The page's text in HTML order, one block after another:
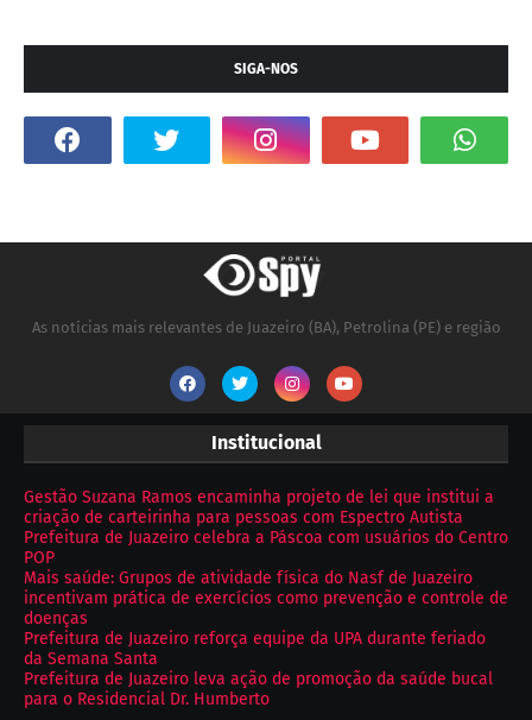
SIGA-NOS
As notícias mais relevantes de Juazeiro (BA), Petrolina (PE) e região
Institucional
Gestão Suzana Ramos encaminha projeto de lei que institui a
criação de carteirinha para pessoas com Espectro Autista
Prefeitura de Juazeiro celebra a Páscoa com usuários do Centro
POP
Mais saúde: Grupos de atividade física do Nasf de Juazeiro
incentivam prática de exercícios como prevenção e controle de
doenças
Prefeitura de Juazeiro reforça equipe da UPA durante feriado
da Semana Santa
Prefeitura de Juazeiro leva ação de promoção da saúde bucal
para o Residencial Dr. Humberto